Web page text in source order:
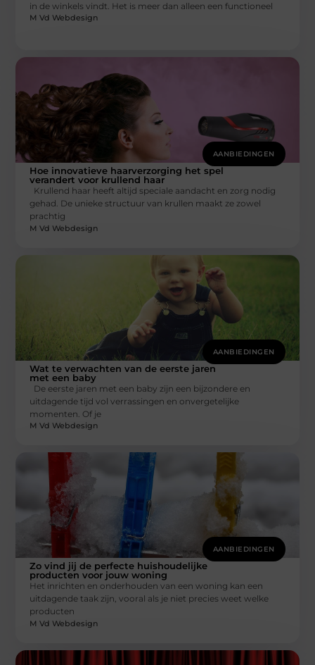
in de winkels vindt. Het is meer dan alleen een functioneel
M Vd Webdesign
AANBIEDINGEN
Hoe innovatieve haarverzorging het spel
verandert voor krullend haar
Krullend haar heeft altijd speciale aandacht en zorg nodig
gehad. De unieke structuur van krullen maakt ze zowel
prachtig
M Vd Webdesign
AANBIEDINGEN
Wat te verwachten van de eerste jaren
met een baby
De eerste jaren met een baby zijn een bijzondere en
uitdagende tijd vol verrassingen en onvergetelijke
momenten. Of je
M Vd Webdesign
AANBIEDINGEN
Zo vind jij de perfecte huishoudelijke
producten voor jouw woning
Het inrichten en onderhouden van een woning kan een
uitdagende taak zijn, vooral als je niet precies weet welke
producten
M Vd Webdesign